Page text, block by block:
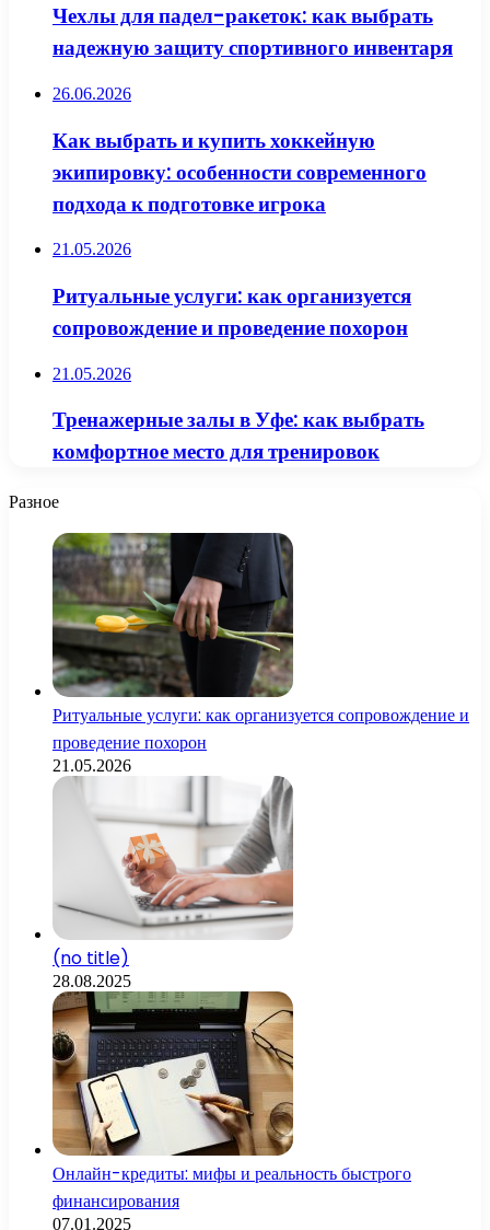
Чехлы для падел-ракеток: как выбрать
надежную защиту спортивного инвентаря
26.06.2026
Как выбрать и купить хоккейную
экипировку: особенности современного
подхода к подготовке игрока
21.05.2026
Ритуальные услуги: как организуется
сопровождение и проведение похорон
21.05.2026
Тренажерные залы в Уфе: как выбрать
комфортное место для тренировок
Разное
Ритуальные услуги: как организуется сопровождение и
проведение похорон
21.05.2026
(no title)
28.08.2025
Онлайн-кредиты: мифы и реальность быстрого
финансирования
07.01.2025